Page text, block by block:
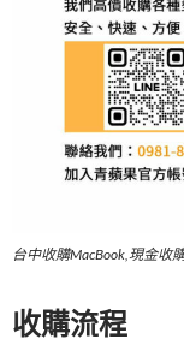
台中收購MacBook,現金收
收購流程